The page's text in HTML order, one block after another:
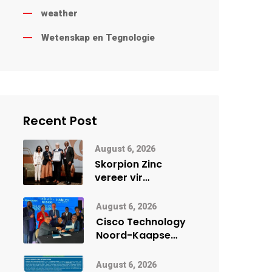
weather
Wetenskap en Tegnologie
Recent Post
August 6, 2026
Skorpion Zinc
vereer vir
veiligheidsprestasie
by Namibië Mynbou
Ekspo
August 6, 2026
Cisco Technology
Noord-Kaapse
digitale toekoms
August 6, 2026